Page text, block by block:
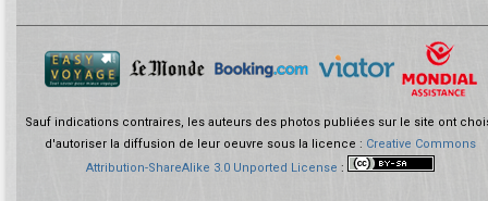
Sauf indications contraires, les auteurs des photos publiées sur le site ont
d'autoriser la diffusion de leur oeuvre sous la licence : Creative Commons
Attribution-ShareAlike 3.0 Unported License :